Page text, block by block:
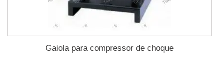
Gaiola para compressor de choque